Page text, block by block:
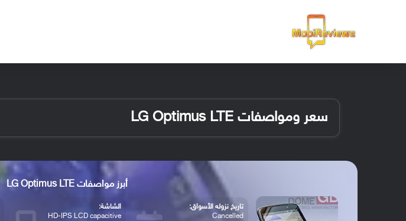
سعر ومواصفات LG Optimus LTE
أبرز مواصفات LG Optimus LTE
تاريخ نزوله الأسواق:
Cancelled
الشاشة:
HD-IPS LCD capacitive